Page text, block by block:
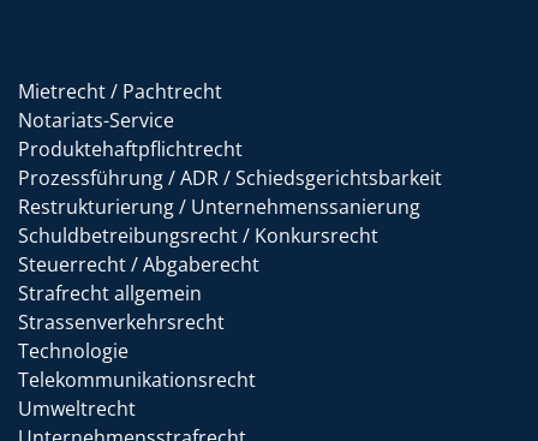
Mietrecht / Pachtrecht
Notariats-Service
Produktehaftpflichtrecht
Prozessführung / ADR / Schiedsgerichtsbarkeit
Restrukturierung / Unternehmenssanierung
Schuldbetreibungsrecht / Konkursrecht
Steuerrecht / Abgaberecht
Strafrecht allgemein
Strassenverkehrsrecht
Technologie
Telekommunikationsrecht
Umweltrecht